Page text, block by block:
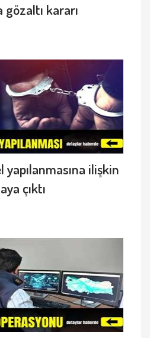
kararı
yapılanmasına ilişkin
çıktı